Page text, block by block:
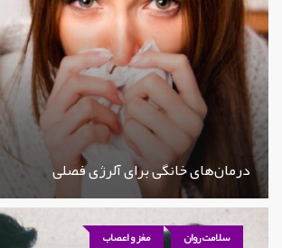
درمان‌های خانگی برای آلرژی فصلی
سلامت روان مغز و اعصاب